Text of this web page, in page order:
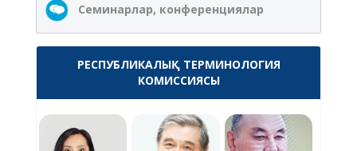
Семинарлар, конференциялар
РЕСПУБЛИКАЛЫҚ ТЕРМИНОЛОГИЯ
КОМИССИЯСЫ